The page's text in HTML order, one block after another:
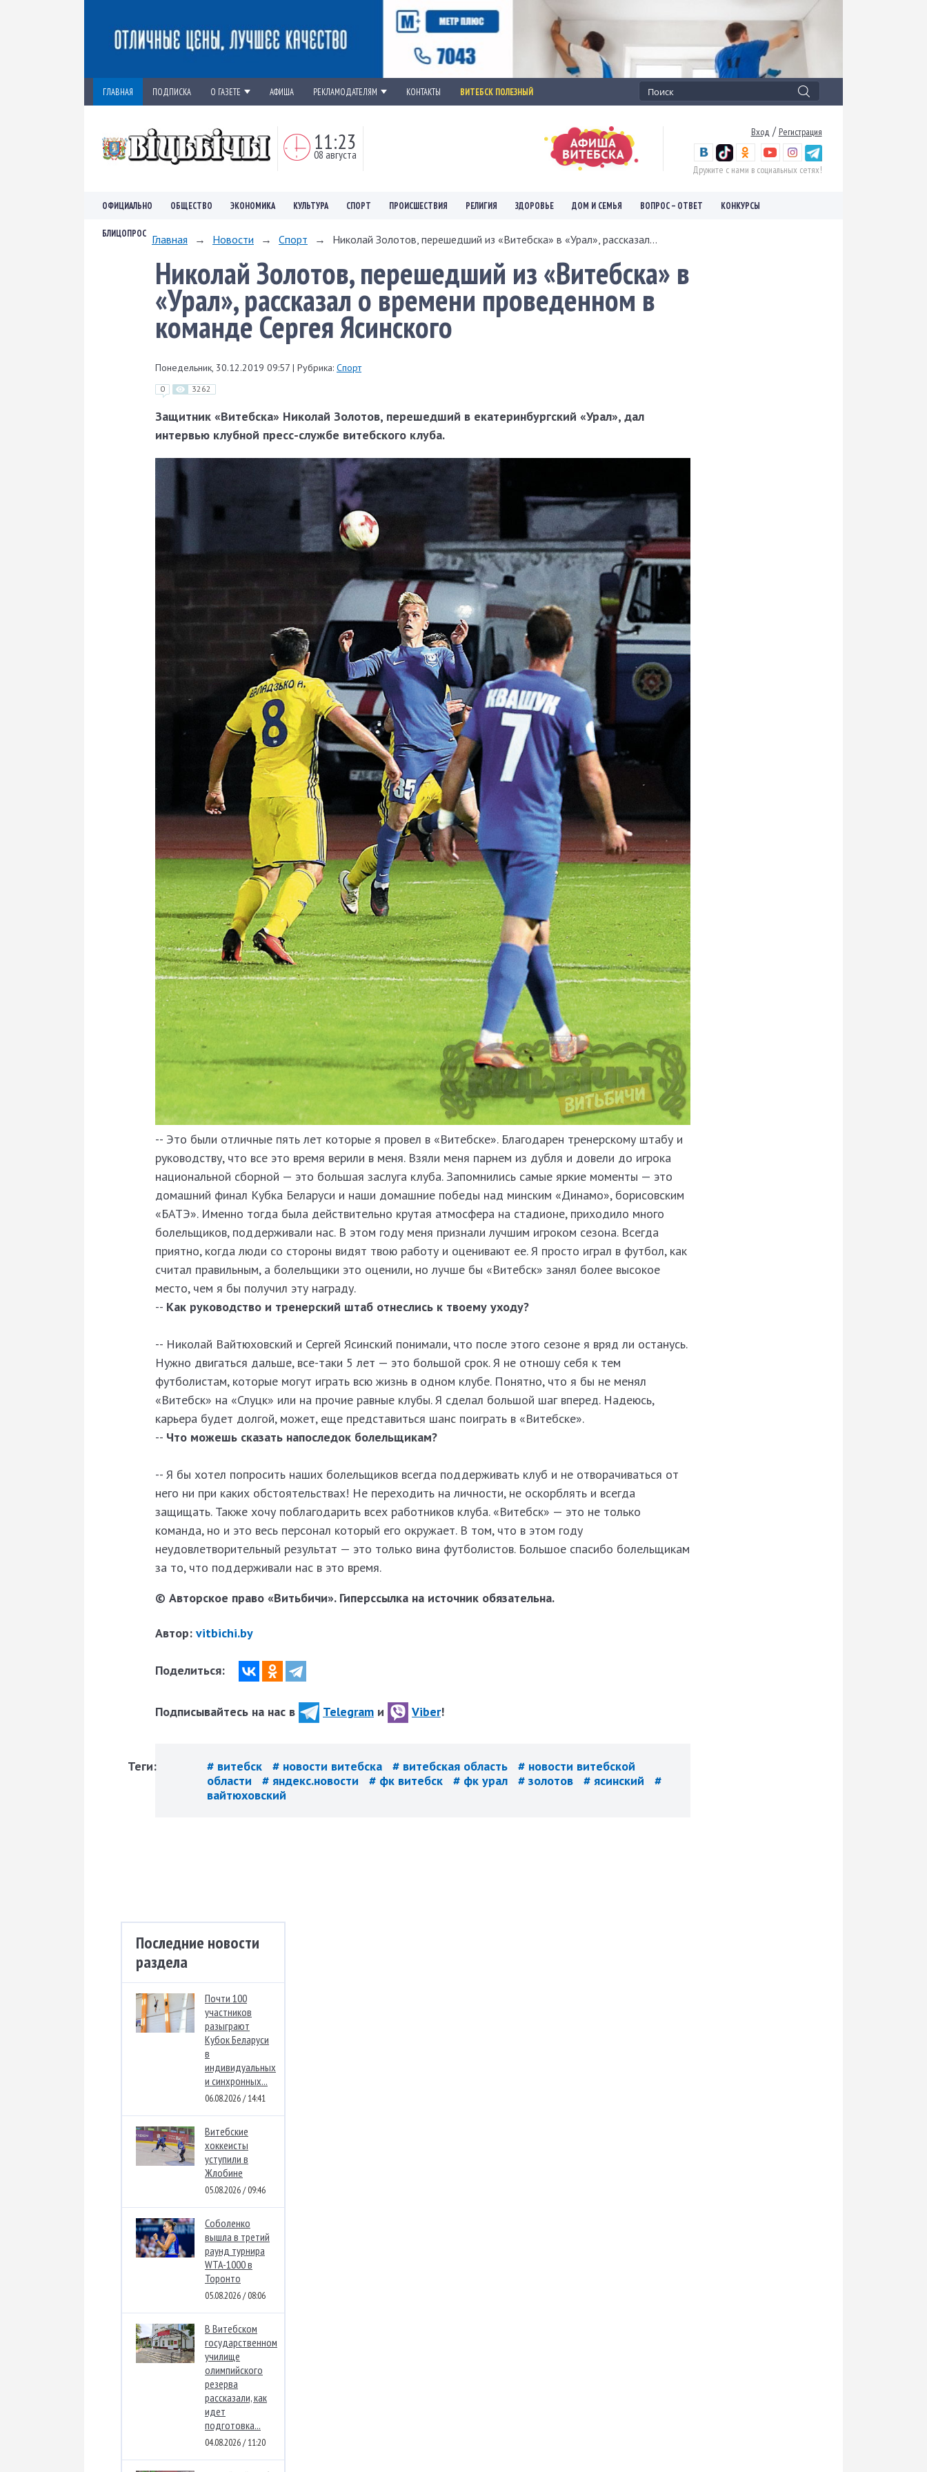
ГЛАВНАЯ ПОДПИСКА О ГАЗЕТЕ АФИША РЕКЛАМОДАТЕЛЯМ КОНТАКТЫ ВИТЕБСК ПОЛЕЗНЫЙ
11:24
08 августа
Вход / Регистрация
Дружите с нами в социальных сетях!
ОФИЦИАЛЬНО ОБЩЕСТВО ЭКОНОМИКА КУЛЬТУРА СПОРТ ПРОИСШЕСТВИЯ РЕЛИГИЯ ЗДОРОВЬЕ ДОМ И СЕМЬЯ ВОПРОС – ОТВЕТ КОНКУРСЫ
БЛИЦОПРОС Главная → Новости → Спорт → Николай Золотов, перешедший из «Витебска» в «Урал», рассказал...
Николай Золотов, перешедший из «Витебска» в
«Урал», рассказал о времени проведенном в
команде Сергея Ясинского
Понедельник, 30.12.2019 09:57 | Рубрика: Спорт
0 3262
Защитник «Витебска» Николай Золотов, перешедший в екатеринбургский «Урал», дал
интервью клубной пресс-службе витебского клуба.
-- Это были отличные пять лет которые я провел в «Витебске». Благодарен тренерскому штабу и
руководству, что все это время верили в меня. Взяли меня парнем из дубля и довели до игрока
национальной сборной — это большая заслуга клуба. Запомнились самые яркие моменты — это
домашний финал Кубка Беларуси и наши домашние победы над минским «Динамо», борисовским
«БАТЭ». Именно тогда была действительно крутая атмосфера на стадионе, приходило много
болельщиков, поддерживали нас.​ В этом году меня признали лучшим игроком сезона. Всегда
приятно, когда люди со стороны видят твою работу и оценивают ее. Я просто играл в футбол, как
считал правильным, а болельщики это оценили, но лучше бы «Витебск» занял более высокое
место, чем я бы получил эту награду.
-- Как руководство и тренерский штаб отнеслись к твоему уходу?​
-- Николай Вайтюховский и Сергей Ясинский понимали, что после этого сезоне я вряд ли останусь.
Нужно двигаться дальше, все-таки 5 лет — это большой срок. Я не отношу себя к тем
футболистам, которые могут играть всю жизнь в одном клубе. Понятно, что я бы не менял
«Витебск» на «Слуцк» или на прочие равные клубы. Я сделал большой шаг вперед. Надеюсь,
карьера будет долгой, может, еще представиться шанс поиграть в «Витебске».
-- Что можешь сказать напоследок болельщикам?​
-- Я бы хотел попросить наших болельщиков всегда поддерживать клуб и не отворачиваться от
него ни при каких обстоятельствах! Не переходить на личности, не оскорблять и всегда
защищать. Также хочу поблагодарить всех работников клуба. «Витебск» — это не только
команда, но и это весь персонал который его окружает. В том, что в этом году
неудовлетворительный результат — это только вина футболистов. Большое спасибо болельщикам
за то, что поддерживали нас в это время.
© Авторское право «Витьбичи». Гиперссылка на источник обязательна.
Автор: vitbichi.by
Поделиться:
Подписывайтесь на нас в Telegram и Viber!
Теги: # витебск # новости витебска # витебская область
# новости витебской
области
# яндекс.новости # фк витебск # фк урал # золотов # ясинский
#
вайтюховский
Последние новости
раздела
Почти 100
участников
разыграют
Кубок Беларуси
в
индивидуальных
и синхронных...
06.08.2026 / 14:41
Витебские
хоккеисты
уступили в
Жлобине
05.08.2026 / 09:46
Соболенко
вышла в третий
раунд турнира
WTA-1000 в
Торонто
05.08.2026 / 08:06
В Витебском
государственном
училище
олимпийского
резерва
рассказали, как
идет
подготовка...
04.08.2026 / 11:20